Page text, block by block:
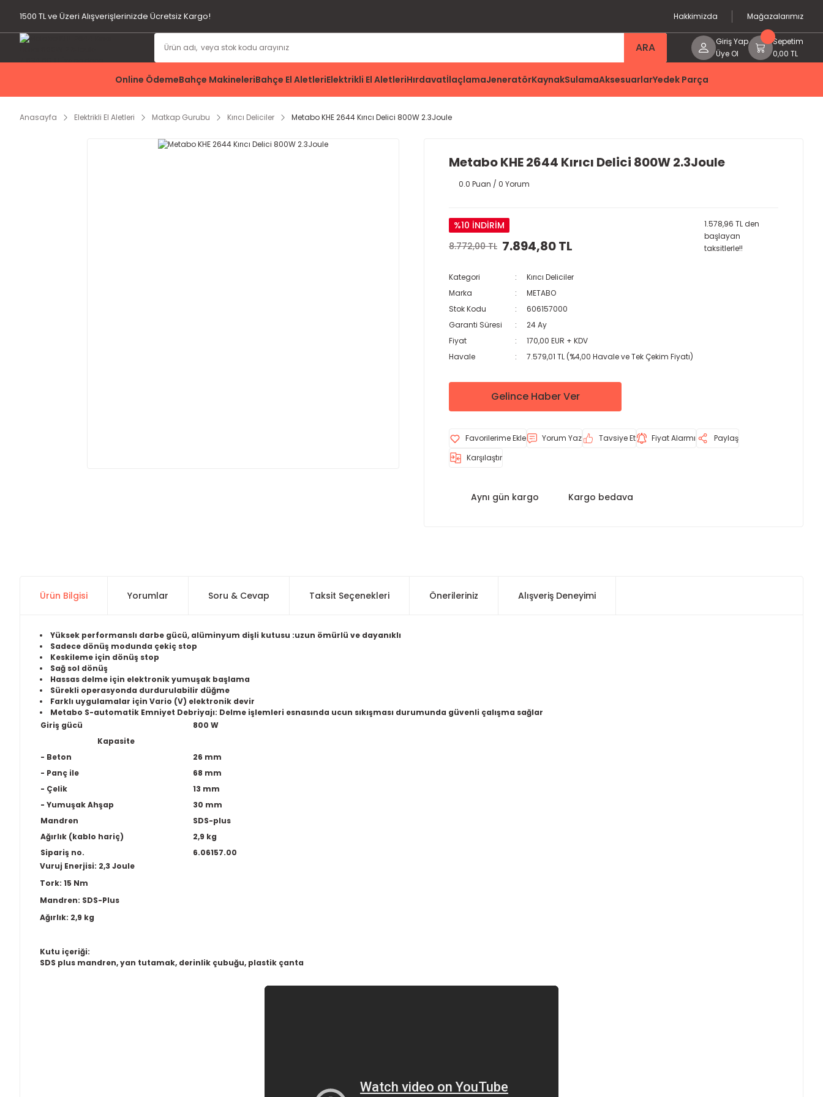
1500 TL ve Üzeri Alışverişlerinizde Ücretsiz Kargo! Hakkimizda Mağazalarımız
ARA
Giriş Yap
Üye Ol
Sepetim
0,00 TL
Online ÖdemeBahçe MakineleriBahçe El AletleriElektrikli El AletleriHırdavatİlaçlamaJeneratörKaynakSulamaAksesuarlarYedek Parça
Anasayfa Elektrikli El Aletleri Matkap Gurubu Kırıcı Deliciler Metabo KHE 2644 Kırıcı Delici 800W 2.3Joule
Metabo KHE 2644 Kırıcı Delici 800W 2.3Joule
0.0 Puan / 0 Yorum
%10 İNDİRİM
8.772,00 TL 7.894,80 TL
1.578,96 TL den
başlayan
taksitlerle!!
Kategori
Kırıcı Deliciler
Marka
METABO
Stok Kodu
606157000
Garanti Süresi
24 Ay
Fiyat
170,00 EUR + KDV
Havale
7.579,01 TL (%4,00 Havale ve Tek Çekim Fiyatı)
Gelince Haber Ver
Yorum Yaz Tavsiye Et Fiyat Alarmı
Paylaş
Karşılaştır
Aynı gün kargo Kargo bedava
Ürün Bilgisi Yorumlar Soru & Cevap Taksit Seçenekleri Önerileriniz Alışveriş Deneyimi
Yüksek performanslı darbe gücü, alüminyum dişli kutusu :uzun ömürlü ve dayanıklı
Sadece dönüş modunda çekiç stop
Keskileme için dönüş stop
Sağ sol dönüş
Hassas delme için elektronik yumuşak başlama
Sürekli operasyonda durdurulabilir düğme
Farklı uygulamalar için Vario (V) elektronik devir
Metabo S-automatik Emniyet Debriyajı: Delme işlemleri esnasında ucun sıkışması durumunda güvenli çalışma sağlar
Giriş gücü
800 W
Kapasite
- Beton
26 mm
- Panç ile
68 mm
- Çelik
13 mm
- Yumuşak Ahşap
30 mm
Mandren
SDS-plus
Ağırlık (kablo hariç)
2,9 kg
Sipariş no.
6.06157.00
Vuruj Enerjisi: 2,3 Joule
Tork: 15 Nm
Mandren: SDS-Plus
Ağırlık: 2,9 kg
Kutu içeriği:
SDS plus mandren, yan tutamak, derinlik çubuğu, plastik çanta